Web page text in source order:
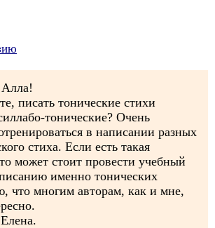
Алла!
писать тонические стихи
тонические? Очень
в написании разных
стиха. Если есть такая
может стоит провести учебный
именно тонических
что многим авторам, как и мне,